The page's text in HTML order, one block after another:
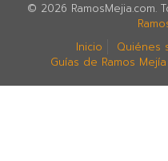
© 2026 RamosMejia.com.
Inicio
Quiénes
Guías de Ramos Mejía